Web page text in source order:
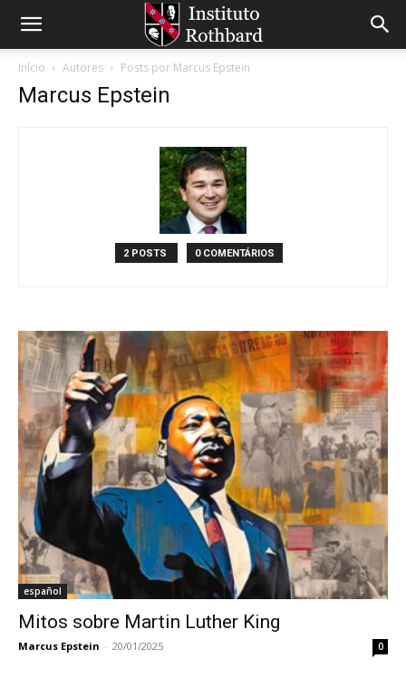
Início Autores Posts por Marcus Epstein
Marcus Epstein
2 POSTS 0 COMENTÁRIOS
español
Mitos sobre Martin Luther King
Marcus Epstein - 20/01/2025 0